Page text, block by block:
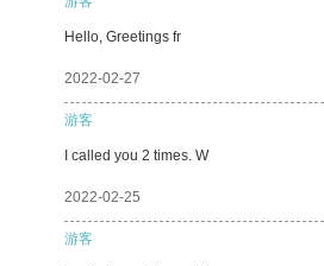
Hello, Greetings fr
2022-02-27
游客
I called you 2 times. W
2022-02-25
游客